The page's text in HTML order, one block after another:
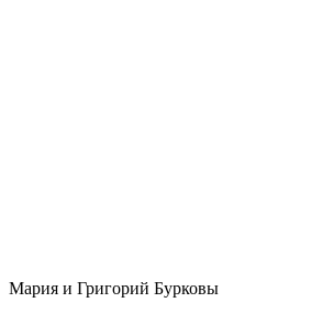
Мария и Григорий Бурковы